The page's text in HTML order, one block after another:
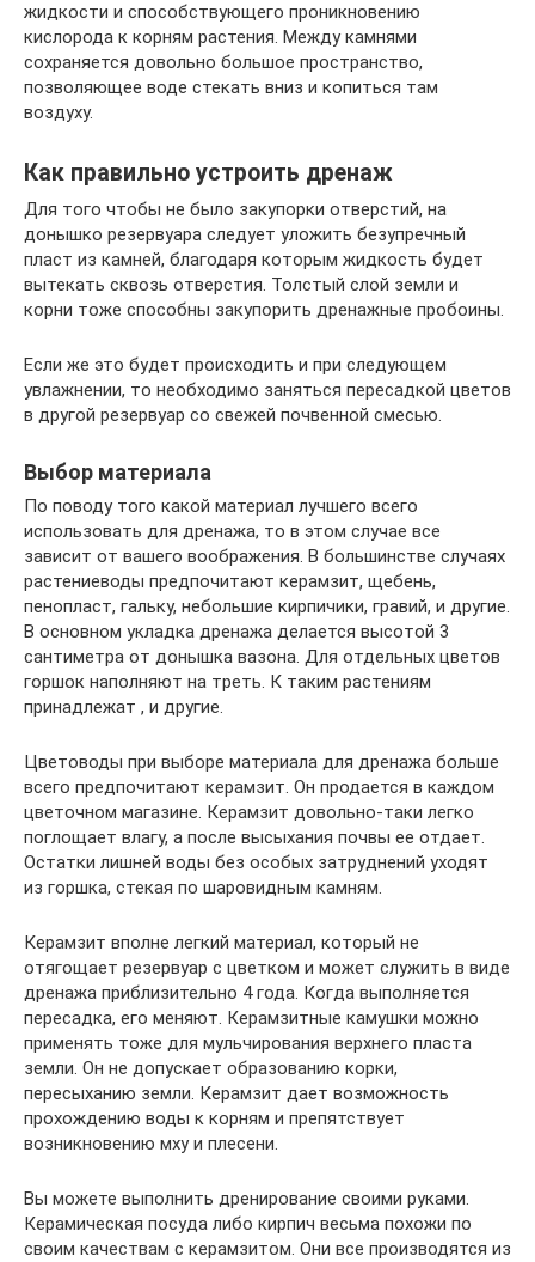
жидкости и способствующего проникновению
кислорода к корням растения. Между камнями
сохраняется довольно большое пространство,
позволяющее воде стекать вниз и копиться там
воздуху.
Как правильно устроить дренаж
Для того чтобы не было закупорки отверстий, на
донышко резервуара следует уложить безупречный
пласт из камней, благодаря которым жидкость будет
вытекать сквозь отверстия. Толстый слой земли и
корни тоже способны закупорить дренажные пробоины.
Если же это будет происходить и при следующем
увлажнении, то необходимо заняться пересадкой цветов
в другой резервуар со свежей почвенной смесью.
Выбор материала
По поводу того какой материал лучшего всего
использовать для дренажа, то в этом случае все
зависит от вашего воображения. В большинстве случаях
растениеводы предпочитают керамзит, щебень,
пенопласт, гальку, небольшие кирпичики, гравий, и другие.
В основном укладка дренажа делается высотой 3
сантиметра от донышка вазона. Для отдельных цветов
горшок наполняют на треть. К таким растениям
принадлежат , и другие.
Цветоводы при выборе материала для дренажа больше
всего предпочитают керамзит. Он продается в каждом
цветочном магазине. Керамзит довольно-таки легко
поглощает влагу, а после высыхания почвы ее отдает.
Остатки лишней воды без особых затруднений уходят
из горшка, стекая по шаровидным камням.
Керамзит вполне легкий материал, который не
отягощает резервуар с цветком и может служить в виде
дренажа приблизительно 4 года. Когда выполняется
пересадка, его меняют. Керамзитные камушки можно
применять тоже для мульчирования верхнего пласта
земли. Он не допускает образованию корки,
пересыханию земли. Керамзит дает возможность
прохождению воды к корням и препятствует
возникновению мху и плесени.
Вы можете выполнить дренирование своими руками.
Керамическая посуда либо кирпич весьма похожи по
своим качествам с керамзитом. Они все производятся из